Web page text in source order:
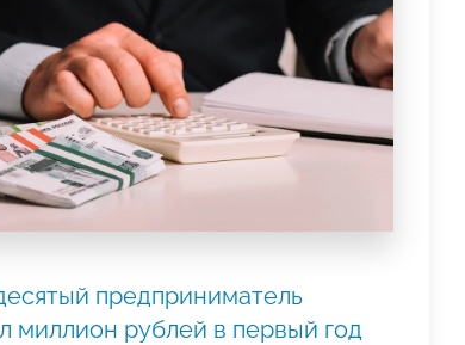
предприниматель
миллион рублей в первый год